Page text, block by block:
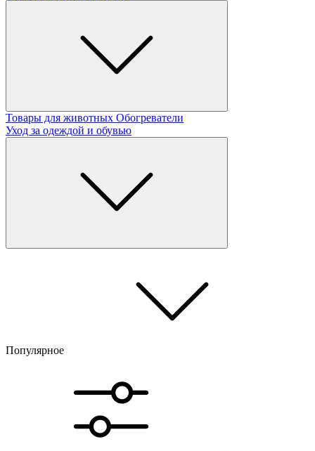
Товары для животных Обогреватели
Уход за одеждой и обувью
Популярное